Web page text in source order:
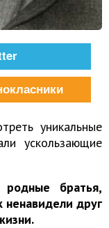
уникальные
ускользающие
братья,
ненавидели друг